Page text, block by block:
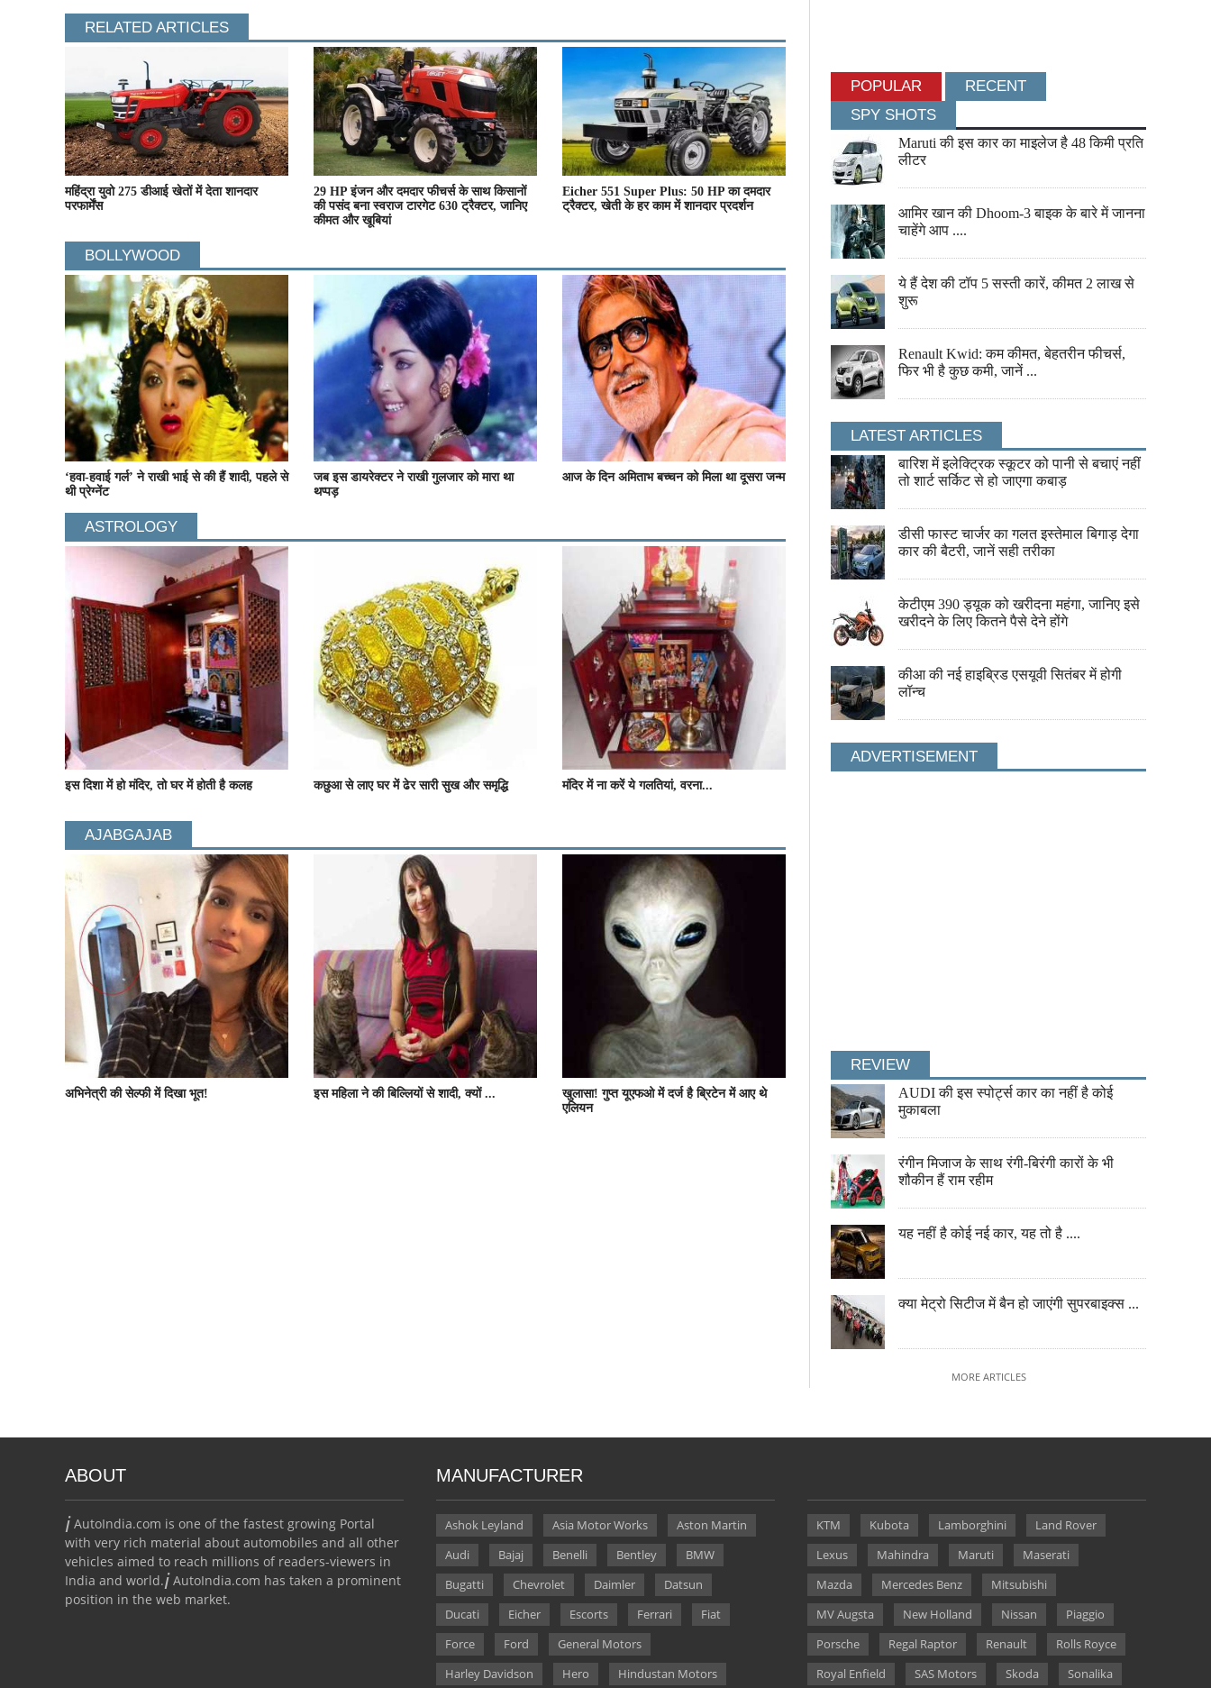
RELATED ARTICLES
महिंद्रा युवो 275 डीआई खेतों में देता शानदार
परफार्मेंस
29 HP इंजन और दमदार फीचर्स के साथ किसानों
की पसंद बना स्वराज टारगेट 630 ट्रैक्टर, जानिए
कीमत और खूबियां
Eicher 551 Super Plus: 50 HP का दमदार
ट्रैक्टर, खेती के हर काम में शानदार प्रदर्शन
कुबोटा का एमयू 4501 2डब्ल्यूडी खेतों में मचा रहा
धमाल
महिंद्रा युवो टेक प्लस 585 4WD
पावर, आधुनिक तकनीक और
पसंद
BOLLYWOOD
‘हवा-हवाई गर्ल’ ने राखी भाई से की हैं शादी, पहले से
थी प्रेग्नेंट
जब इस डायरेक्टर ने राखी गुलजार को मारा था
थप्पड़
आज के दिन अमिताभ बच्चन को मिला था दूसरा जन्म
इस एक गाने ने मलाइका को रातों रात बनाया था
स्टार, जानते हैं फिगर मेंटेन के राज ...
अमिताभ बच्चन ने दी थी अनिल
कहा था...
ASTROLOGY
इस दिशा में हो मंदिर, तो घर में होती है कलह कछुआ से लाए घर में ढेर सारी सुख और समृद्धि मंदिर में ना करें ये गलतियां, वरना...
AJABGAJAB
अभिनेत्री की सेल्फी में दिखा भूत! इस महिला ने की बिल्लियों से शादी, क्यों ...
खुलासा! गुप्त यूएफओ में दर्ज है ब्रिटेन में आए थे
एलियन
ऑडी से भी महंगी है ये भैंस, देती है 29 लीटर दूध खुद को160बार कटवाया जहरीले
POPULAR
RECENT
SPY SHOTS
Maruti की इस कार का माइलेज है 48 किमी प्रति
लीटर
आमिर खान की Dhoom-3 बाइक के बारे में जानना
चाहेंगे आप ....
ये हैं देश की टॉप 5 सस्ती कारें, कीमत 2 लाख से
शुरू
Renault Kwid: कम कीमत, बेहतरीन फीचर्स,
फिर भी है कुछ कमी, जानें ...
LATEST ARTICLES
बारिश में इलेक्ट्रिक स्कूटर को पानी से बचाएं नहीं
तो शार्ट सर्किट से हो जाएगा कबाड़
डीसी फास्ट चार्जर का गलत इस्तेमाल बिगाड़ देगा
कार की बैटरी, जानें सही तरीका
केटीएम 390 ड्यूक को खरीदना महंगा, जानिए इसे
खरीदने के लिए कितने पैसे देने होंगे
कीआ की नई हाइब्रिड एसयूवी सितंबर में होगी
लॉन्च
ADVERTISEMENT
REVIEW
AUDI की इस स्पोर्ट्स कार का नहीं है कोई
मुकाबला
रंगीन मिजाज के साथ रंगी-बिरंगी कारों के भी
शौकीन हैं राम रहीम
यह नहीं है कोई नई कार, यह तो है ....
क्या मेट्रो सिटीज में बैन हो जाएंगी सुपरबाइक्स ...
MORE ARTICLES
ABOUT
iAutoIndia.com is one of the fastest growing Portal
with very rich material about automobiles and all other
vehicles aimed to reach millions of readers-viewers in
India and world.iAutoIndia.com has taken a prominent
position in the web market.
MANUFACTURER
Ashok Leyland Asia Motor Works
Aston Martin
Audi
Bajaj Benelli Bentley
BMW
Bugatti
Chevrolet Daimler
Datsun
Ducati
Eicher Escorts Ferrari
Fiat
Force
Ford
General Motors
Harley Davidson
Hero Hindustan Motors
KTM Kubota Lamborghini
Land Rover
Lexus
Mahindra Maruti
Maserati
Mazda
Mercedes Benz
Mitsubishi
MV Augsta
New Holland Nissan
Piaggio
Porsche
Regal Raptor Renault
Rolls Royce
Royal Enfield
SAS Motors Skoda Sonalika